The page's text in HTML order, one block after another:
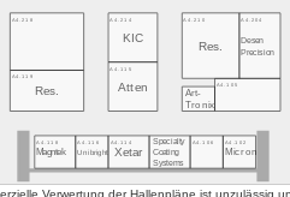
A4.118
Magntek
A4.116
Unibright
A4.114
Xetar
Specialty
Coating
Systems
A4.106 A4.102
Micron
A4.119
Res.
A4.115
Atten
Art-
Tronix
A4.105
A4.210
Res.
A4.204
Desen
Precision
A4.218
A4.214
KIC
Verwertung der Hallenpläne ist unzulässig